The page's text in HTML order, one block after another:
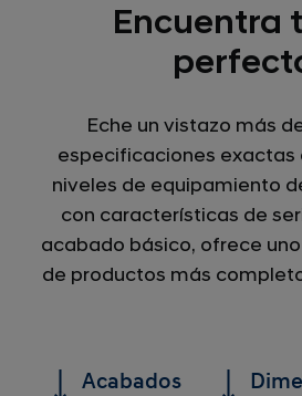
Encuentra
Eche un vistazo más
especificaciones exactas
niveles de equipamiento
con características de
acabado básico, ofrece
de productos más
Acabados